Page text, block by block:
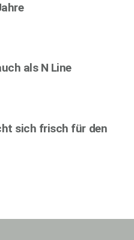
als N Line
sich frisch für den